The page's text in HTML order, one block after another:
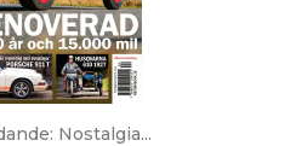
Nostalgia...